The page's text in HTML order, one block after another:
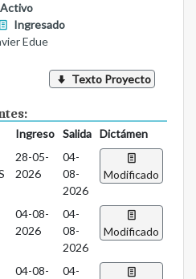
Activo
Ingresado
Edue
Texto Proyecto
Ingreso Salida
Dictámen
28-05-
2026
04-
08-
2026
Modificado
04-08-
2026
04-
08-
2026
Modificado
04-08-
04-